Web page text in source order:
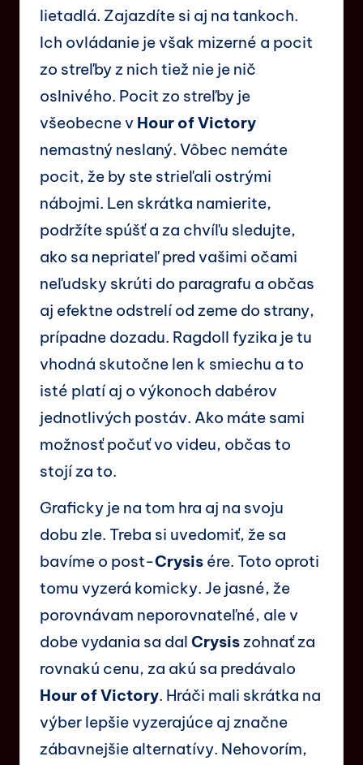
lietadlá. Zajazdíte si aj na tankoch.
Ich ovládanie je však mizerné a pocit
zo streľby z nich tiež nie je nič
oslnivého. Pocit zo streľby je
všeobecne v Hour of Victory
nemastný neslaný. Vôbec nemáte
pocit, že by ste strieľali ostrými
nábojmi. Len skrátka namierite,
podržíte spúšť a za chvíľu sledujte,
ako sa nepriateľ pred vašimi očami
neľudsky skrúti do paragrafu a občas
aj efektne odstrelí od zeme do strany,
prípadne dozadu. Ragdoll fyzika je tu
vhodná skutočne len k smiechu a to
isté platí aj o výkonoch dabérov
jednotlivých postáv. Ako máte sami
možnosť počuť vo videu, občas to
stojí za to.
Graficky je na tom hra aj na svoju
dobu zle. Treba si uvedomiť, že sa
bavíme o post-Crysis ére. Toto oproti
tomu vyzerá komicky. Je jasné, že
porovnávam neporovnateľné, ale v
dobe vydania sa dal Crysiszohnať za
rovnakú cenu, za akú sa predávalo
Hour of Victory. Hráči mali skrátka na
výber lepšie vyzerajúce aj značne
zábavnejšie alternatívy. Nehovorím,